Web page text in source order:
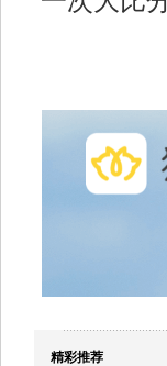
精彩推荐